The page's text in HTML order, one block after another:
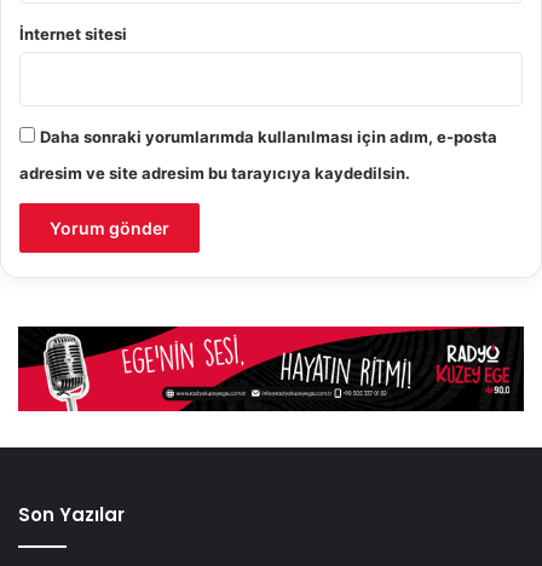
İnternet sitesi
Daha sonraki yorumlarımda kullanılması için adım, e-posta
adresim ve site adresim bu tarayıcıya kaydedilsin.
Son Yazılar